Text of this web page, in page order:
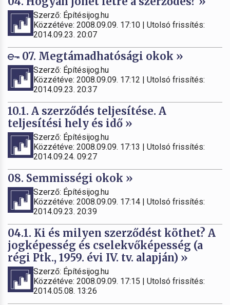
Szerző: Építésijog.hu
Közzétéve: 2008.09.09. 17:10 | Utolsó frissítés:
2014.09.23. 20:07
07. Megtámadhatósági okok »
Szerző: Építésijog.hu
Közzétéve: 2008.09.09. 17:12 | Utolsó frissítés:
2014.09.23. 20:37
10.1. A szerződés teljesítése. A
teljesítési hely és idő »
Szerző: Építésijog.hu
Közzétéve: 2008.09.09. 17:13 | Utolsó frissítés:
2014.09.24. 09:27
08. Semmisségi okok »
Szerző: Építésijog.hu
Közzétéve: 2008.09.09. 17:14 | Utolsó frissítés:
2014.09.23. 20:39
04.1. Ki és milyen szerződést köthet? A
jogképesség és cselekvőképesség (a
régi Ptk., 1959. évi IV. tv. alapján) »
Szerző: Építésijog.hu
Közzétéve: 2008.09.09. 17:15 | Utolsó frissítés:
2014.05.08. 13:26